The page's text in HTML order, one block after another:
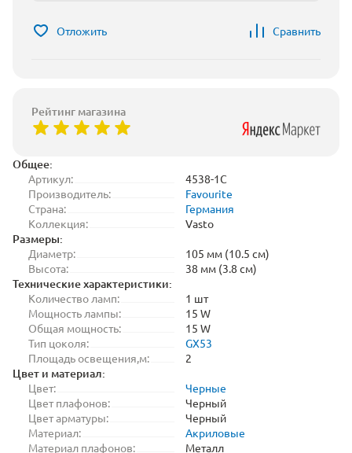
Общее:
Артикул:
4538-1C
Производитель:
Favourite
Страна:
Германия
Коллекция:
Vasto
Размеры:
Диаметр:
105 мм (10.5 см)
Высота:
38 мм (3.8 см)
Технические характеристики:
Количество ламп:
1 шт
Мощность лампы:
15 W
Общая мощность:
15 W
Тип цоколя:
GX53
Площадь освещения,м:
2
Цвет и материал:
Цвет:
Черные
Цвет плафонов:
Черный
Цвет арматуры:
Черный
Материал:
Акриловые
Материал плафонов:
Металл
Отложить Сравнить
Рейтинг магазина